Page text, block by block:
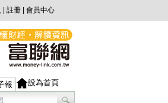
註冊 會員中心
報 設為首頁